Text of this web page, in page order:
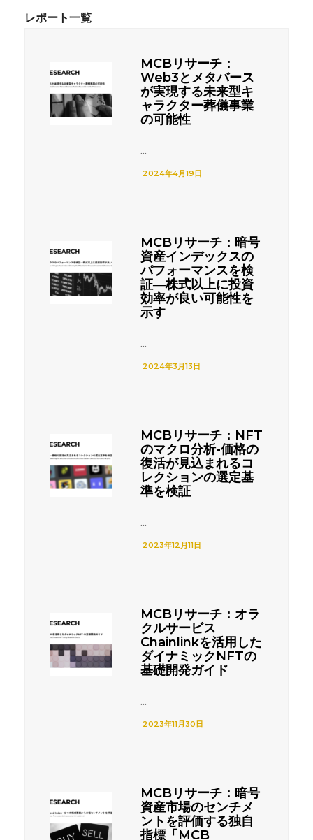
MCBリサーチ：
Web3とメタバース
が実現する未来型キ
ャラクター葬儀事業
の可能性
...
2024年4月19日
MCBリサーチ：暗号
資産インデックスの
パフォーマンスを検
証―株式以上に投資
効率が良い可能性を
示す
...
2024年3月13日
MCBリサーチ：NFT
のマクロ分析-価格の
復活が見込まれるコ
レクションの選定基
準を検証
...
2023年12月11日
MCBリサーチ：オラ
クルサービス
Chainlinkを活用した
ダイナミックNFTの
基礎開発ガイド
...
2023年11月30日
MCBリサーチ：暗号
資産市場のセンチメ
ントを評価する独自
指標「MCB